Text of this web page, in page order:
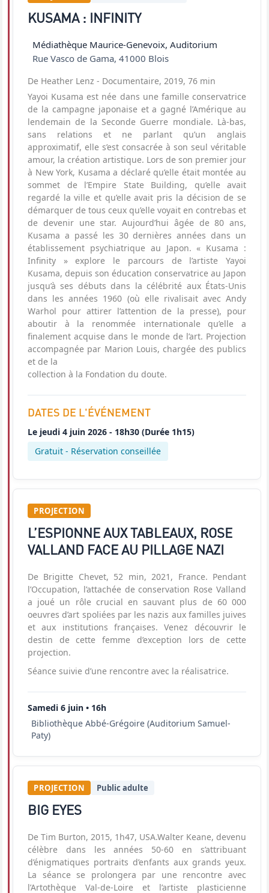
KUSAMA : INFINITY
Médiathèque Maurice-Genevoix, Auditorium
Rue Vasco de Gama, 41000 Blois
De Heather Lenz - Documentaire, 2019, 76 min
Yayoi Kusama est née dans une famille conservatrice
de la campagne japonaise et a gagné l’Amérique au
lendemain de la Seconde Guerre mondiale. Là-bas,
sans relations et ne parlant qu’un anglais
approximatif, elle s’est consacrée à son seul véritable
amour, la création artistique. Lors de son premier jour
à New York, Kusama a déclaré qu’elle était montée au
sommet de l’Empire State Building, qu’elle avait
regardé la ville et qu’elle avait pris la décision de se
démarquer de tous ceux qu’elle voyait en contrebas et
de devenir une star. Aujourd’hui âgée de 80 ans,
Kusama a passé les 30 dernières années dans un
établissement psychiatrique au Japon. « Kusama :
Infinity » explore le parcours de l’artiste Yayoi
Kusama, depuis son éducation conservatrice au Japon
jusqu’à ses débuts dans la célébrité aux États-Unis
dans les années 1960 (où elle rivalisait avec Andy
Warhol pour attirer l’attention de la presse), pour
aboutir à la renommée internationale qu’elle a
finalement acquise dans le monde de l’art. Projection
accompagnée par Marion Louis, chargée des publics
et de la
collection à la Fondation du doute.
DATES DE L'ÉVÉNEMENT
Le jeudi 4 juin 2026 - 18h30 (Durée 1h15)
Gratuit - Réservation conseillée
PROJECTION
L’ESPIONNE AUX TABLEAUX, ROSE
VALLAND FACE AU PILLAGE NAZI
De Brigitte Chevet, 52 min, 2021, France. Pendant
l’Occupation, l’attachée de conservation Rose Valland
a joué un rôle crucial en sauvant plus de 60 000
oeuvres d’art spoliées par les nazis aux familles juives
et aux institutions françaises. Venez découvrir le
destin de cette femme d’exception lors de cette
projection.
Séance suivie d’une rencontre avec la réalisatrice.
Samedi 6 juin • 16h
Bibliothèque Abbé-Grégoire (Auditorium Samuel-
Paty)
PROJECTION Public adulte
BIG EYES
De Tim Burton, 2015, 1h47, USA.Walter Keane, devenu
célèbre dans les années 50-60 en s’attribuant
d’énigmatiques portraits d’enfants aux grands yeux.
La séance se prolongera par une rencontre avec
l’Artothèque Val-de-Loire et l’artiste plasticienne